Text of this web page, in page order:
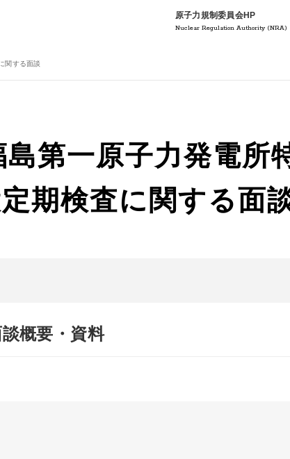
原子力規制委員会HP
Nuclear Regulation Authority (NRA)
関する面談
第一原子力発電所
期検査に関する面
概要・資料